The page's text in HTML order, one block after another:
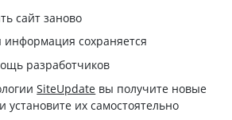
сайт заново
информация сохраняется
разработчиков
SiteUpdate вы получите новые
установите их самостоятельно